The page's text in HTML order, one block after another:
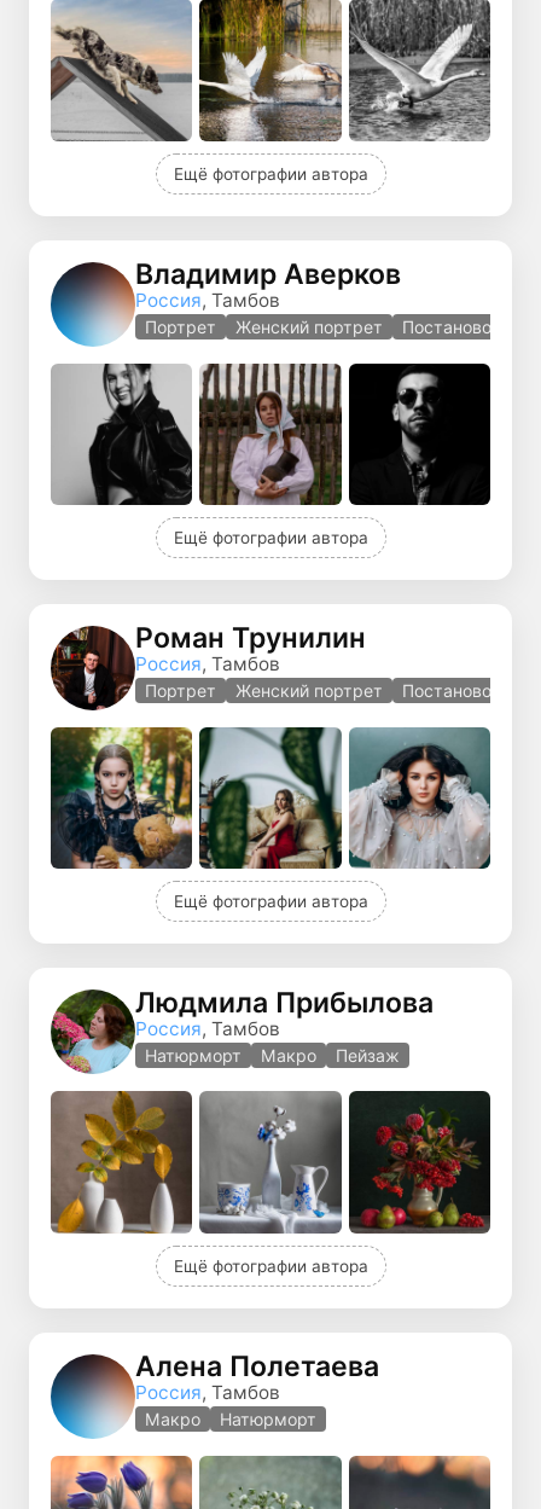
Ещё фотографии автора
Владимир Аверков
Россия, Тамбов
Портрет Женский портрет Постановочная
Ещё фотографии автора
Роман Трунилин
Россия, Тамбов
Портрет Женский портрет Постановочная
Ещё фотографии автора
Людмила Прибылова
Россия, Тамбов
Натюрморт Макро Пейзаж
Ещё фотографии автора
Алена Полетаева
Россия, Тамбов
Макро Натюрморт